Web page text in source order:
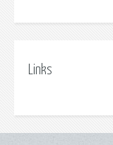
Links